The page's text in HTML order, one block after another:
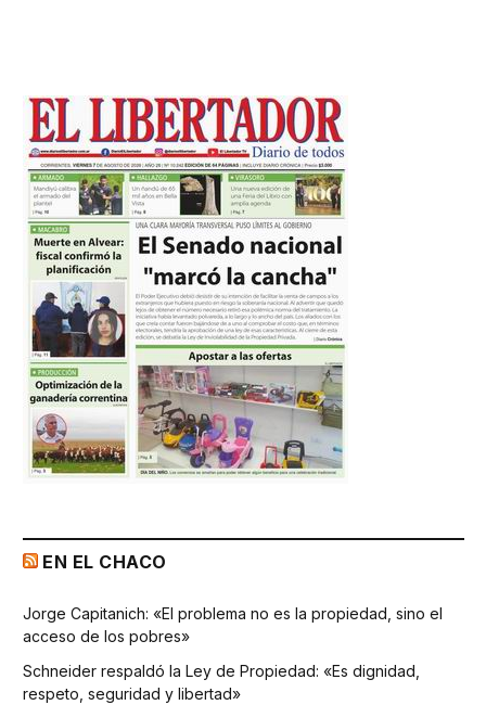
EN EL CHACO
Jorge Capitanich: «El problema no es la propiedad, sino el
acceso de los pobres»
Schneider respaldó la Ley de Propiedad: «Es dignidad,
respeto, seguridad y libertad»